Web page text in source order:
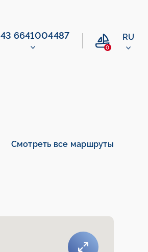
6641004487
0
RU
Смотреть все маршруты